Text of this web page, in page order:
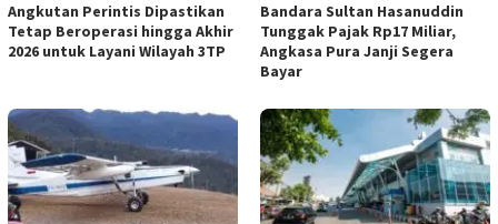
Angkutan Perintis Dipastikan
Tetap Beroperasi hingga Akhir
2026 untuk Layani Wilayah 3TP
Bandara Sultan Hasanuddin
Tunggak Pajak Rp17 Miliar,
Angkasa Pura Janji Segera
Bayar